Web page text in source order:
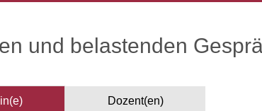
und belastenden
Dozent(en)